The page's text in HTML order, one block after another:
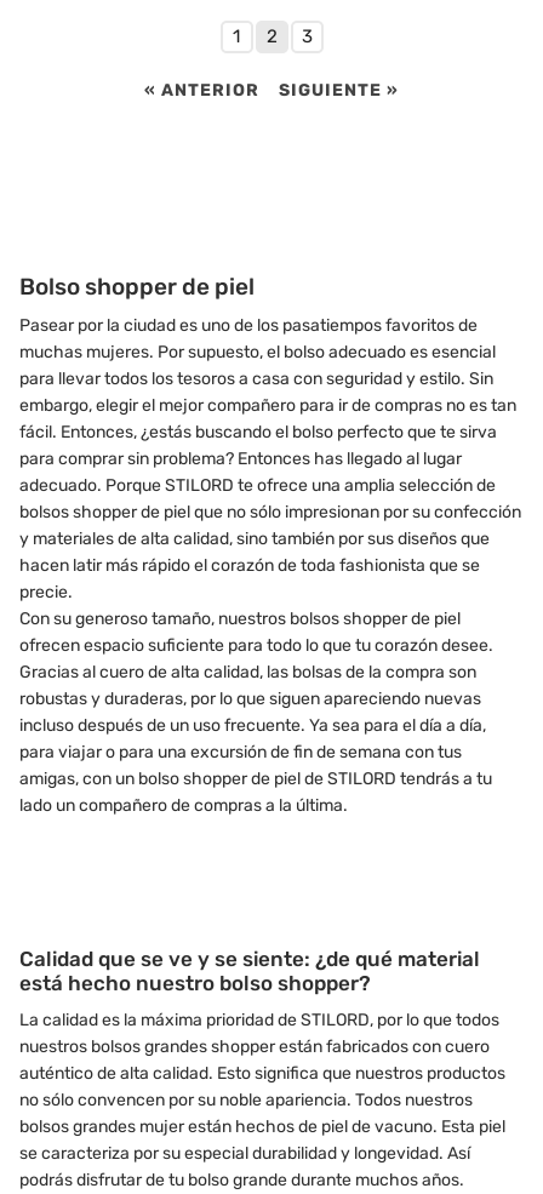
« ANTERIOR
1 2 3
SIGUIENTE »
Bolso shopper de piel
Pasear por la ciudad es uno de los pasatiempos favoritos de
muchas mujeres. Por supuesto, el bolso adecuado es esencial
para llevar todos los tesoros a casa con seguridad y estilo. Sin
embargo, elegir el mejor compañero para ir de compras no es tan
fácil. Entonces, ¿estás buscando el bolso perfecto que te sirva
para comprar sin problema? Entonces has llegado al lugar
adecuado. Porque STILORD te ofrece una amplia selección de
bolsos shopper de piel que no sólo impresionan por su confección
y materiales de alta calidad, sino también por sus diseños que
hacen latir más rápido el corazón de toda fashionista que se
precie.
Con su generoso tamaño, nuestros bolsos shopper de piel
ofrecen espacio suficiente para todo lo que tu corazón desee.
Gracias al cuero de alta calidad, las bolsas de la compra son
robustas y duraderas, por lo que siguen apareciendo nuevas
incluso después de un uso frecuente. Ya sea para el día a día,
para viajar o para una excursión de fin de semana con tus
amigas, con un bolso shopper de piel de STILORD tendrás a tu
lado un compañero de compras a la última.
Calidad que se ve y se siente: ¿de qué material
está hecho nuestro bolso shopper?
La calidad es la máxima prioridad de STILORD, por lo que todos
nuestros bolsos grandes shopper están fabricados con cuero
auténtico de alta calidad. Esto significa que nuestros productos
no sólo convencen por su noble apariencia. Todos nuestros
bolsos grandes mujer están hechos de piel de vacuno. Esta piel
se caracteriza por su especial durabilidad y longevidad. Así
podrás disfrutar de tu bolso grande durante muchos años.